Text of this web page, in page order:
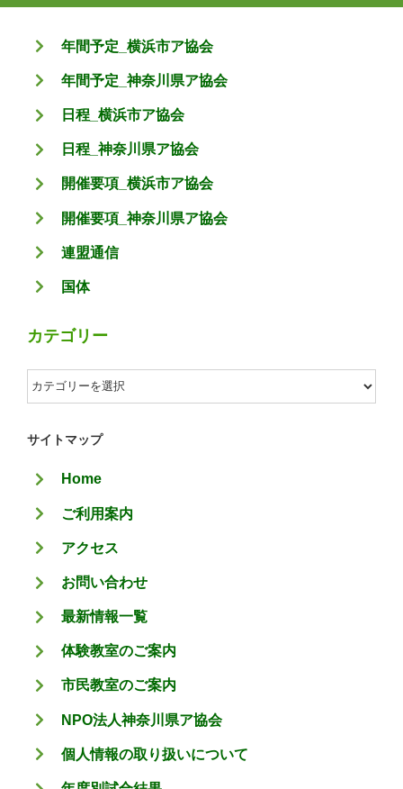
年間予定_横浜市ア協会
年間予定_神奈川県ア協会
日程_横浜市ア協会
日程_神奈川県ア協会
開催要項_横浜市ア協会
開催要項_神奈川県ア協会
連盟通信
国体
カテゴリー
カ
テ
ゴ
ー
サイトマップ
Home
ご利用案内
アクセス
お問い合わせ
最新情報一覧
体験教室のご案内
市民教室のご案内
NPO法人神奈川県ア協会
個人情報の取り扱いについて